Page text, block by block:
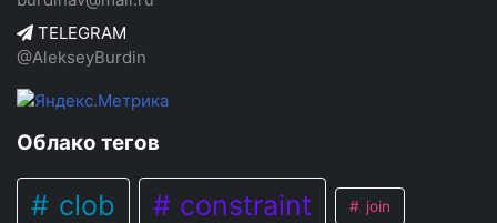
TELEGRAM
@AlekseyBurdin
Облако тегов
clob constraint join